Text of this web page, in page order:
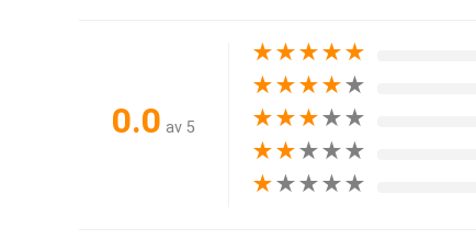
0.0 av 5
★★★★★
★★★★★
★★★★★
★★★★★
★★★★★